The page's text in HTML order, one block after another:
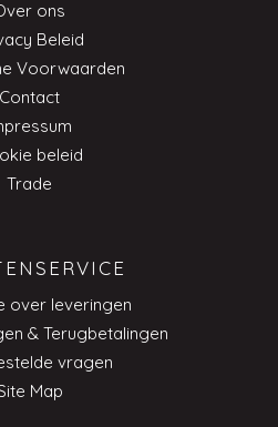
ons
Beleid
Voorwaarden
Contact
beleid
Trade
over leveringen
& Terugbetalingen
vragen
Map